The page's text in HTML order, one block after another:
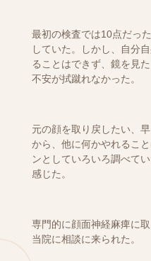
最初の検査では10点だっ
していた。しかし、自分
ることはできず、鏡を見
不安が拭蹴れなかった。
元の顔を取り戻したい、
から、他に何かやれるこ
ンとしていろいろ調べて
感じた。
専門的に顔面神経麻痺に
当院に相談に来られた。